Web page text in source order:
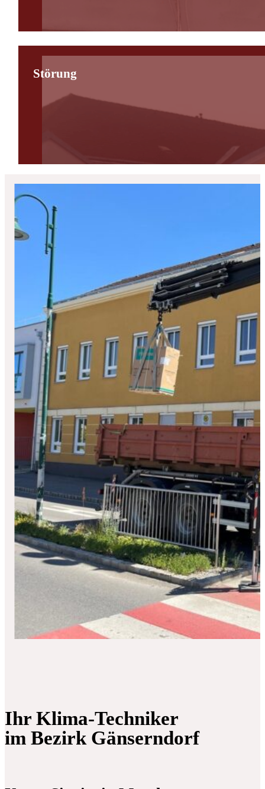
Störung
Ihr Klima-Techniker
im Bezirk Gänserndorf